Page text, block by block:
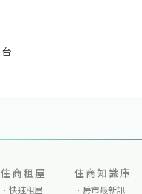
台
住商租屋
快速租屋
住商知識庫
房市最新訊